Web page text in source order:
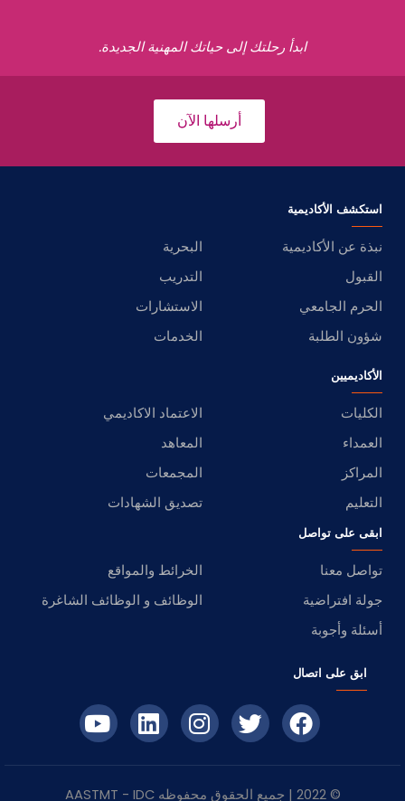
ابدأ رحلتك إلى حياتك المهنية الجديدة.
أرسلها الآن
استكشف الأكاديمية
نبذة عن الأكاديمية
البحرية
القبول
التدريب
الحرم الجامعي
الاستشارات
شؤون الطلبة
الخدمات
الأكاديميين
الكليات
الاعتماد الاكاديمي
العمداء
المعاهد
المراكز
المجمعات
التعليم
تصديق الشهادات
ابقى على تواصل
تواصل معنا
الخرائط والمواقع
جولة افتراضية
الوظائف و الوظائف الشاغرة
أسئلة وأجوبة
ابق على اتصال
© 2022 | جميع الحقوق محفوظه IDC
- AASTMT